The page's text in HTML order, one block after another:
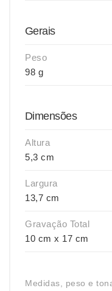
Gerais
Peso
98 g
Dimensões
Altura
5,3 cm
Largura
13,7 cm
Gravação Total
10 cm x 17 cm
Medidas, peso e